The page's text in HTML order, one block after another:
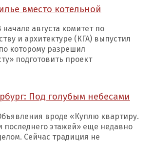
вместо котельной
начале августа комитет по
и архитектуре (КГА) выпустил
которому разрешил
подготовить проект
Под голубым небесами
вроде «Куплю квартиру.
последнего этажей» еще недавно
Сейчас традиция не